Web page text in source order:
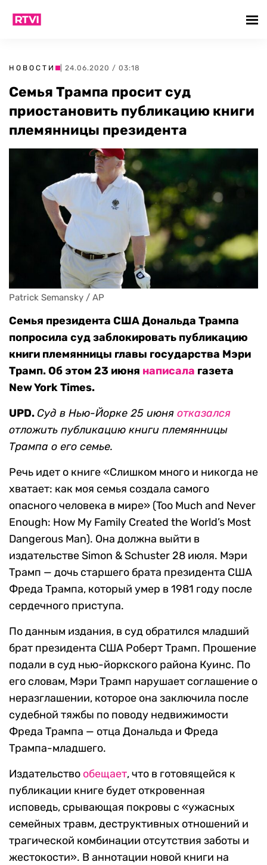
НОВОСТИ | 24.06.2020 / 03:18
Семья Трампа просит суд
приостановить публикацию книги
племянницы президента
Patrick Semansky / AP
Семья президента США Дональда Трампа
попросила суд заблокировать публикацию
книги племянницы главы государства Мэри
Трамп. Об этом 23 июня написала газета
New York Times.
UPD.Суд в Нью-Йорке 25 июня отказался
отложить публикацию книги племянницы
Трампа о его семье.
Речь идет о книге «Слишком много и никогда не
хватает: как моя семья создала самого
опасного человека в мире» (Too Much and Never
Enough: How My Family Created the World’s Most
Dangerous Man). Она должна выйти в
издательстве Simon & Schuster 28 июля. Мэри
Трамп — дочь старшего брата президента США
Фреда Трампа, который умер в 1981 году после
сердечного приступа.
По данным издания, в суд обратился младший
брат президента США Роберт Трамп. Прошение
подали в суд нью-йоркского района Куинс. По
его словам, Мэри Трамп нарушает соглашение о
неразглашении, которое она заключила после
судебной тяжбы по поводу недвижимости
Фреда Трампа — отца Дональда и Фреда
Трампа-младшего.
Издательство обещает, что в готовящейся к
публикации книге будет откровенная
исповедь, срывающая покровы с «ужасных
семейных травм, деструктивных отношений и
трагической комбинации отсутствия заботы и
жестокости». В аннотации новой книги на